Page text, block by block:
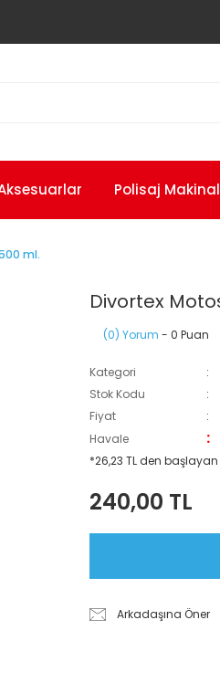
Polisaj
ml.
Divortex
(0) Yorum - 0 Puan
Kategori
Stok Kodu
Fiyat
Havale
*26,23 TL den
240,00 TL
Arkadaşına Öner